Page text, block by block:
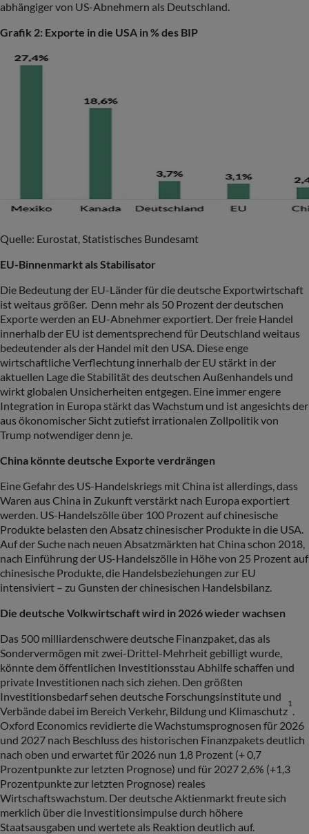
abhängiger von US-Abnehmern als Deutschland.
Grafik 2: Exporte in die USA in % des BIP
Quelle: Eurostat, Statistisches Bundesamt
EU-Binnenmarkt als Stabilisator
Die Bedeutung der EU-Länder für die deutsche Exportwirtschaft
ist weitaus größer. Denn mehr als 50 Prozent der deutschen
Exporte werden an EU-Abnehmer exportiert. Der freie Handel
innerhalb der EU ist dementsprechend für Deutschland weitaus
bedeutender als der Handel mit den USA. Diese enge
wirtschaftliche Verflechtung innerhalb der EU stärkt in der
aktuellen Lage die Stabilität des deutschen Außenhandels und
wirkt globalen Unsicherheiten entgegen. Eine immer engere
Integration in Europa stärkt das Wachstum und ist angesichts der
aus ökonomischer Sicht zutiefst irrationalen Zollpolitik von
Trump notwendiger denn je.
China könnte deutsche Exporte verdrängen
Eine Gefahr des US-Handelskriegs mit China ist allerdings, dass
Waren aus China in Zukunft verstärkt nach Europa exportiert
werden. US-Handelszölle über 100 Prozent auf chinesische
Produkte belasten den Absatz chinesischer Produkte in die USA.
Auf der Suche nach neuen Absatzmärkten hat China schon 2018,
nach Einführung der US-Handelszölle in Höhe von 25 Prozent auf
chinesische Produkte, die Handelsbeziehungen zur EU
intensiviert – zu Gunsten der chinesischen Handelsbilanz.
Die deutsche Volkwirtschaft wird in 2026 wieder wachsen
Das 500 milliardenschwere deutsche Finanzpaket, das als
Sondervermögen mit zwei-Drittel-Mehrheit gebilligt wurde,
könnte dem öffentlichen Investitionsstau Abhilfe schaffen und
private Investitionen nach sich ziehen. Den größten
Investitionsbedarf sehen deutsche Forschungsinstitute und
Verbände dabei im Bereich Verkehr, Bildung und Klimaschutz
1
Oxford Economics revidierte die Wachstumsprognosen für 2026
und 2027 nach Beschluss des historischen Finanzpakets deutlich
nach oben und erwartet für 2026 nun 1,8 Prozent (+ 0,7
Prozentpunkte zur letzten Prognose) und für 2027 2,6% (+1,3
Prozentpunkte zur letzten Prognose) reales
Wirtschaftswachstum. Der deutsche Aktienmarkt freute sich
merklich über die Investitionsimpulse durch höhere
Staatsausgaben und wertete als Reaktion deutlich auf.